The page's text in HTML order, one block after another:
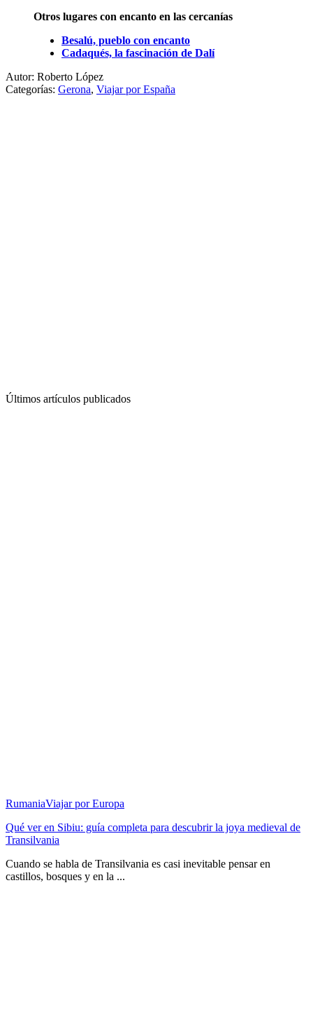
Otros lugares con encanto en las cercanías
Besalú, pueblo con encanto
Cadaqués, la fascinación de Dalí
Autor: Roberto López
Categorías: Gerona, Viajar por España
Últimos artículos publicados
RumaniaViajar por Europa
Qué ver en Sibiu: guía completa para descubrir la joya medieval de
Transilvania
Cuando se habla de Transilvania es casi inevitable pensar en
castillos, bosques y en la ...